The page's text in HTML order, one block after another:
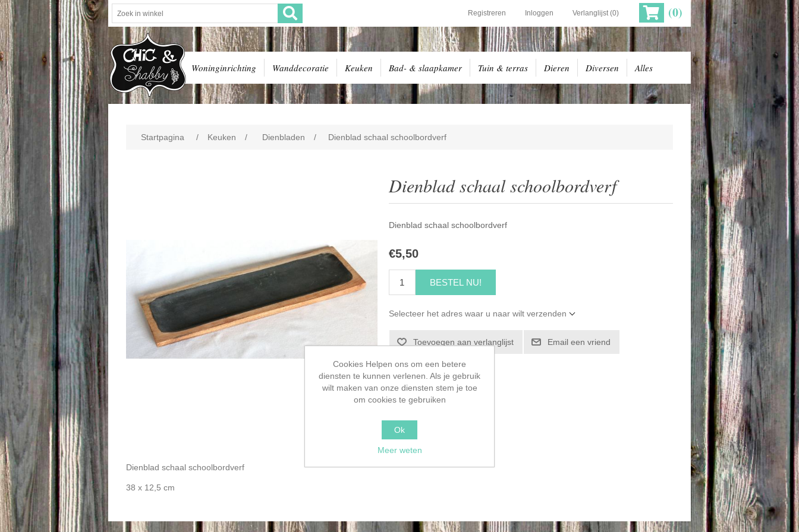
Registreren Inloggen Verlanglijst (0) (0)
Woninginrichting Wanddecoratie Keuken Bad- & slaapkamer Tuin & terras Dieren Diversen Alles
Startpagina / Keuken / Dienbladen / Dienblad schaal schoolbordverf
Dienblad schaal schoolbordverf
Dienblad schaal schoolbordverf
€5,50
BESTEL NU!
Selecteer het adres waar u naar wilt verzenden
Toevoegen aan verlanglijst Email een vriend
Dienblad schaal schoolbordverf
38 x 12,5 cm
Cookies Helpen ons om een betere
diensten te kunnen verlenen. Als je gebruik
wilt maken van onze diensten stem je toe
om cookies te gebruiken
Ok
Meer weten